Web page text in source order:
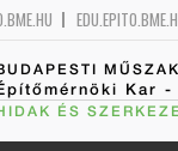
Kar
ÉS